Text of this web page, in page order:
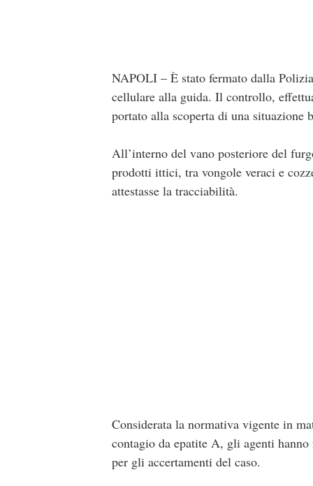
NAPOLI – È stato fermato dalla
cellulare alla guida. Il controllo,
portato alla scoperta di una situazione
All’interno del vano posteriore del
prodotti ittici, tra vongole veraci e
attestasse la tracciabilità.
Considerata la normativa vigente in
contagio da epatite A, gli agenti
per gli accertamenti del caso.